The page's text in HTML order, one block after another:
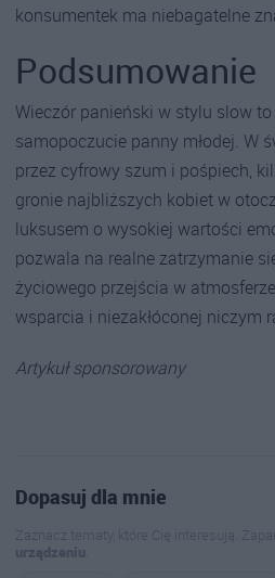
konsumentek ma niebagatelne
Podsumowanie
Wieczór panieński w stylu slow
samopoczucie panny młodej. W
przez cyfrowy szum i pośpiech,
gronie najbliższych kobiet w
luksusem o wysokiej wartości
pozwala na realne zatrzymanie
życiowego przejścia w
wsparcia i niezakłóconej niczym
Artykuł sponsorowany
Dopasuj dla mnie
Zaznacz tematy, które Cię interesują.
urządzeniu.